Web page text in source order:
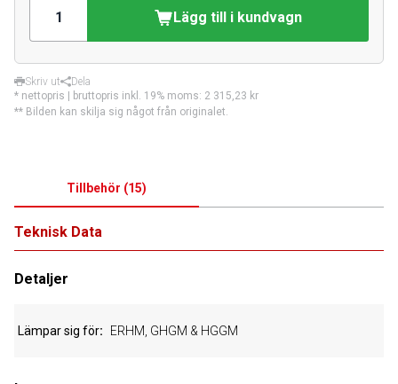
Lägg till i kundvagn
Skriv ut
Dela
* nettopris | bruttopris inkl. 19% moms: 2 315,23 kr
** Bilden kan skilja sig något från originalet.
Tillbehör (15)
Teknisk Data
Detaljer
Lämpar sig för ERHM, GHGM & HGGM